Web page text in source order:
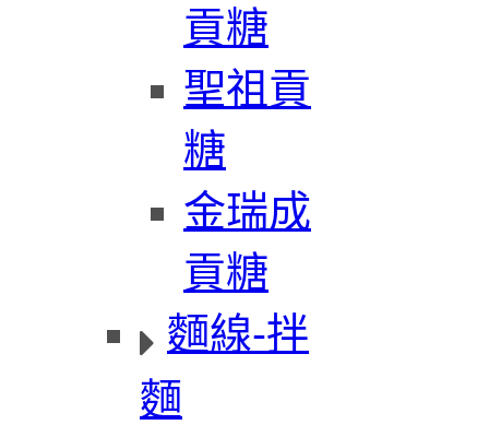
貢糖
聖祖貢
糖
金瑞成
貢糖
麵線-拌
麵